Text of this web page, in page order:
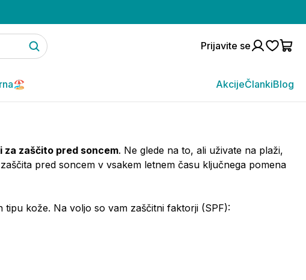
Prijavite se
AkcijeČlankiBlog
za zaščito pred soncem. Ne glede na to, ali uživate na plaži,
pred soncem v vsakem letnem času ključnega pomena
kože. Na voljo so vam zaščitni faktorji (SPF):